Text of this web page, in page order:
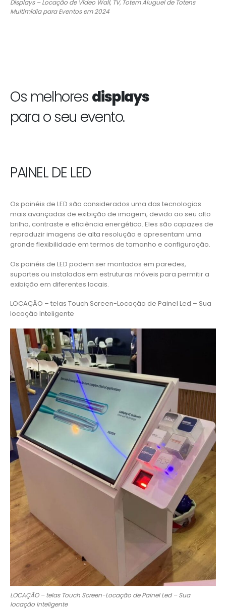
Displays – Locação de Vídeo Wall, TV, Totem Aluguel de Totens
Multimídia para Eventos em 2024
Os melhores displays
para o seu evento.
PAINEL DE LED
Os painéis de LED são considerados uma das tecnologias
mais avançadas de exibição de imagem, devido ao seu alto
brilho, contraste e eficiência energética. Eles são capazes de
reproduzir imagens de alta resolução e apresentam uma
grande flexibilidade em termos de tamanho e configuração.
Os painéis de LED podem ser montados em paredes,
suportes ou instalados em estruturas móveis para permitir a
exibição em diferentes locais.
LOCAÇÃO – telas Touch Screen-Locação de Painel Led – Sua
locação Inteligente
LOCAÇÃO – telas Touch Screen-Locação de Painel Led – Sua
locação Inteligente